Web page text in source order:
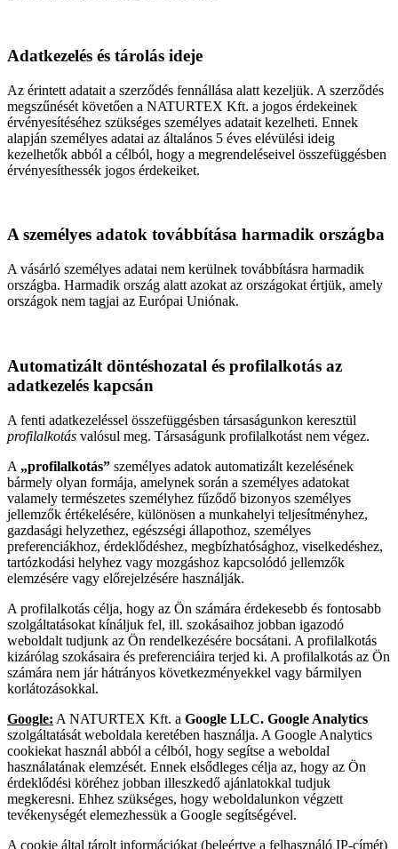
Adatkezelés és tárolás ideje
Az érintett adatait a szerződés fennállása alatt kezeljük. A szerződés
megszűnését követően a NATURTEX Kft. a jogos érdekeinek
érvényesítéséhez szükséges személyes adatait kezelheti. Ennek
alapján személyes adatai az általános 5 éves elévülési ideig
kezelhetők abból a célból, hogy a megrendeléseivel összefüggésben
érvényesíthessék jogos érdekeiket.
A személyes adatok továbbítása harmadik országba
A vásárló személyes adatai nem kerülnek továbbításra harmadik
országba. Harmadik ország alatt azokat az országokat értjük, amely
országok nem tagjai az Európai Uniónak.
Automatizált döntéshozatal és profilalkotás az
adatkezelés kapcsán
A fenti adatkezeléssel összefüggésben társaságunkon keresztül
profilalkotás valósul meg. Társaságunk profilalkotást nem végez.
A „profilalkotás” személyes adatok automatizált kezelésének
bármely olyan formája, amelynek során a személyes adatokat
valamely természetes személyhez fűződő bizonyos személyes
jellemzők értékelésére, különösen a munkahelyi teljesítményhez,
gazdasági helyzethez, egészségi állapothoz, személyes
preferenciákhoz, érdeklődéshez, megbízhatósághoz, viselkedéshez,
tartózkodási helyhez vagy mozgáshoz kapcsolódó jellemzők
elemzésére vagy előrejelzésére használják.
A profilalkotás célja, hogy az Ön számára érdekesebb és fontosabb
szolgáltatásokat kínáljuk fel, ill. szokásaihoz jobban igazodó
weboldalt tudjunk az Ön rendelkezésére bocsátani. A profilalkotás
kizárólag szokásaira és preferenciáira terjed ki. A profilalkotás az Ön
számára nem jár hátrányos következményekkel vagy bármilyen
korlátozásokkal.
Google: A NATURTEX Kft. a Google LLC. Google Analytics
szolgáltatását weboldala keretében használja. A Google Analytics
cookiekat használ abból a célból, hogy segítse a weboldal
használatának elemzését. Ennek elsődleges célja az, hogy az Ön
érdeklődési köréhez jobban illeszkedő ajánlatokkal tudjuk
megkeresni. Ehhez szükséges, hogy weboldalunkon végzett
tevékenységét elemezhessük a Google segítségével.
A cookie által tárolt információkat (beleértve a felhasználó IP-címét)